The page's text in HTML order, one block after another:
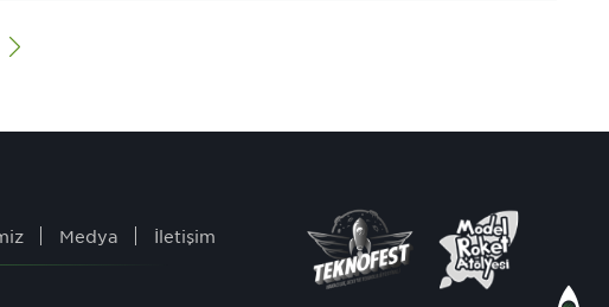
Medya İletişim